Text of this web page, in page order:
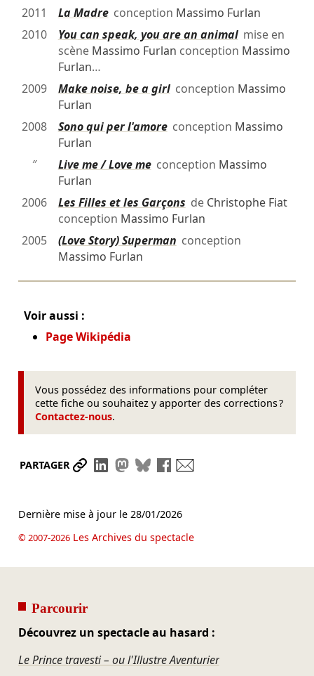
2011
La Madreconception Massimo Furlan
2010
You can speak, you are an animalmise en
scène Massimo Furlan conception Massimo
Furlan…
2009
Make noise, be a girlconception Massimo
Furlan
2008
Sono qui per l'amoreconception Massimo
Furlan
″
Live me / Love meconception Massimo
Furlan
2006
Les Filles et les Garçons de Christophe Fiat
conception Massimo Furlan
2005
(Love Story) Superman conception
Massimo Furlan
Voir aussi :
Page Wikipédia
Vous possédez des informations pour compléter
cette fiche ou souhaitez y apporter des corrections ?
Contactez-nous.
PARTAGER Partager le lien
Partager sur LinkedIn
Partager sur Mastodon
Partager sur Bluesky
Partager sur Facebook
Dernière mise à jour le 28/01/2026
© 2007-2026Les Archives du spectacle
Parcourir
Découvrez un spectacle au hasard :
Le Prince travesti – ou l'Illustre Aventurier